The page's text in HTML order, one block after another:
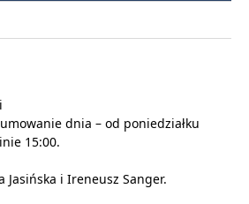
dnia – od poniedziałku
15:00.
Jasińska i Ireneusz Sanger.